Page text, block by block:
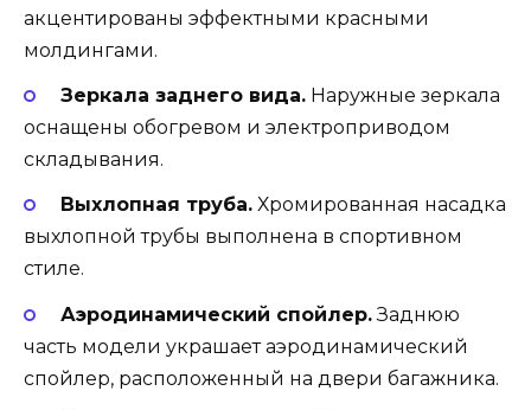
акцентированы эффектными красными
молдингами.
Зеркала заднего вида.Наружные зеркала
оснащены обогревом и электроприводом
складывания.
Выхлопная труба.Хромированная насадка
выхлопной трубы выполнена в спортивном
стиле.
Аэродинамический спойлер.Заднюю
часть модели украшает аэродинамический
спойлер, расположенный на двери багажника.